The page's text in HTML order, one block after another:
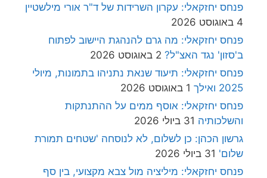
פנחס יחזקאלי: עקרון השרידות של ד"ר אורי מילשטיין
4 באוגוסט 2026
פנחס יחזקאלי: מה גרם להנהגת היישוב לפתוח
ב'סזון' נגד האצ"ל? 2 באוגוסט 2026
פנחס יחזקאלי: תיעוד שנאת נתניהו בתמונות, מיולי
2025 ואילך
1 באוגוסט 2026
פנחס יחזקאלי: אוסף ממים על ההתנתקות
והשלכותיה 31 ביולי 2026
גרשון הכהן: כן לשלום, לא לנוסחה 'שטחים תמורת
שלום' 31 ביולי 2026
פנחס יחזקאלי: מיליציה מול צבא מקצועי, בין סף